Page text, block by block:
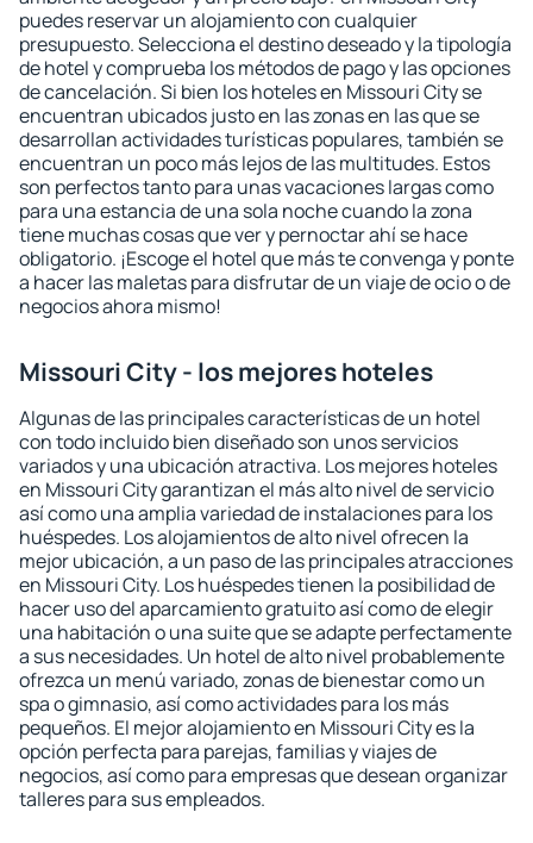
puedes reservar un alojamiento con cualquier
presupuesto. Selecciona el destino deseado y la tipología
de hotel y comprueba los métodos de pago y las opciones
de cancelación. Si bien los hoteles en Missouri City se
encuentran ubicados justo en las zonas en las que se
desarrollan actividades turísticas populares, también se
encuentran un poco más lejos de las multitudes. Estos
son perfectos tanto para unas vacaciones largas como
para una estancia de una sola noche cuando la zona
tiene muchas cosas que ver y pernoctar ahí se hace
obligatorio. ¡Escoge el hotel que más te convenga y ponte
a hacer las maletas para disfrutar de un viaje de ocio o de
negocios ahora mismo!
Missouri City - los mejores hoteles
Algunas de las principales características de un hotel
con todo incluido bien diseñado son unos servicios
variados y una ubicación atractiva. Los mejores hoteles
en Missouri City garantizan el más alto nivel de servicio
así como una amplia variedad de instalaciones para los
huéspedes. Los alojamientos de alto nivel ofrecen la
mejor ubicación, a un paso de las principales atracciones
en Missouri City. Los huéspedes tienen la posibilidad de
hacer uso del aparcamiento gratuito así como de elegir
una habitación o una suite que se adapte perfectamente
a sus necesidades. Un hotel de alto nivel probablemente
ofrezca un menú variado, zonas de bienestar como un
spa o gimnasio, así como actividades para los más
pequeños. El mejor alojamiento en Missouri City es la
opción perfecta para parejas, familias y viajes de
negocios, así como para empresas que desean organizar
talleres para sus empleados.